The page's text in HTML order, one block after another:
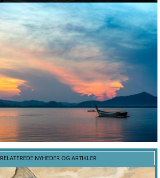
RELATEREDE NYHEDER OG ARTIKLER